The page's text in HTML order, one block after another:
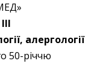
ІІІ
алергології
50-річчю